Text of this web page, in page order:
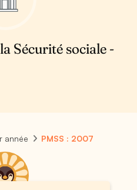
Sécurité sociale -
année PMSS : 2007